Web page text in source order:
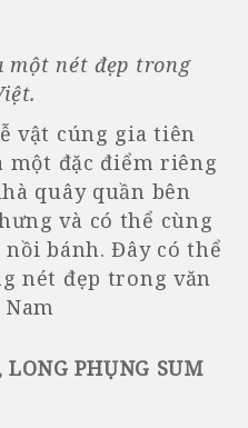
một nét đẹp trong
vật cúng gia tiên
một đặc điểm riêng
quây quần bên
và có thể cùng
bánh. Đây có thể
nét đẹp trong văn
PHỤNG SUM